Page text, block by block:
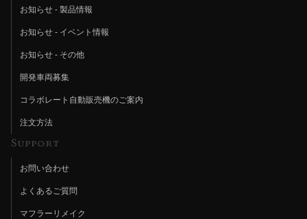
お知らせ - 製品情報
お知らせ - イベント情報
お知らせ - その他
開発車両募集
コラボレート自動販売機のご案内
注文方法
Support
お問い合わせ
よくあるご質問
マフラーリメイク